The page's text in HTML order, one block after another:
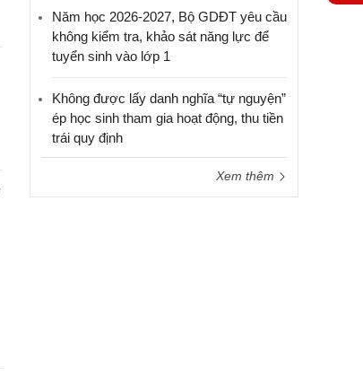
Năm học 2026-2027, Bộ GDĐT yêu cầu
không kiểm tra, khảo sát năng lực để
tuyển sinh vào lớp 1
Không được lấy danh nghĩa “tự nguyện”
ép học sinh tham gia hoạt động, thu tiền
trái quy định
Xem thêm